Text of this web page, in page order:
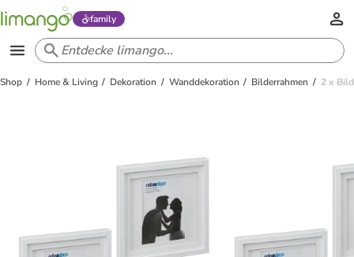
family
Shop Home & Living Dekoration Wanddekoration Bilderrahmen 2 x